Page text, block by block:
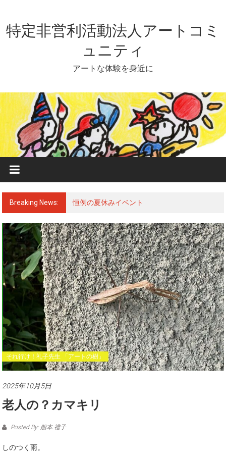
content
特定非営利活動法人アートコミ
ュニティ
アートな体験を身近に
Breaking News: 恒例の夏休みイベント
それ行け！礼子先生 「アートの樹」
2025年10月5日
老人の？カマキリ
Posted By: 船本 禮子
しのつく雨。